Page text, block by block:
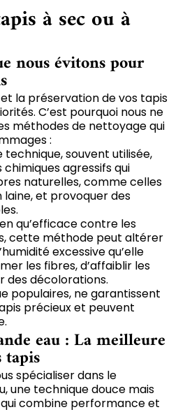
à sec ou à
nous évitons pour
la préservation de vos tapis
C’est pourquoi nous ne
méthodes de nettoyage qui
:
souvent utilisée,
agressifs qui
naturelles, comme celles
laine, et provoquer des
qu’efficace contre les
cette méthode peut altérer
excessive qu’elle
les fibres, d’affaiblir les
des décolorations.
populaires, ne garantissent
précieux et peuvent
eau : La meilleure
spécialiser dans le
une technique douce mais
combine performance et